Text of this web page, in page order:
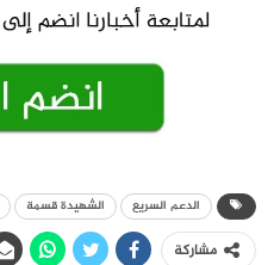
الدعم السريع الشهيدة قسمة
مشاركة